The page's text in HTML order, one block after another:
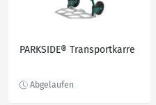
PARKSIDE® Transportkarre